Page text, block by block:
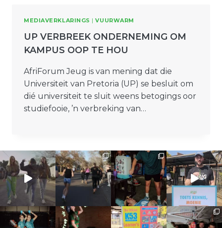
MEDIAVERKLARINGS |VUURWARM
UP VERBREEK ONDERNEMING OM
KAMPUS OOP TE HOU
AfriForum Jeug is van mening dat die
Universiteit van Pretoria (UP) se besluit om
dié universiteit te sluit weens betogings oor
studiefooie, ’n verbreking van…